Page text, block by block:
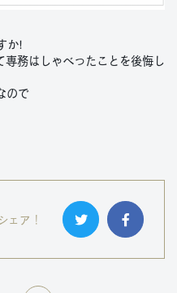
か!
専務はしゃべったことを後悔し
ので
ェア！